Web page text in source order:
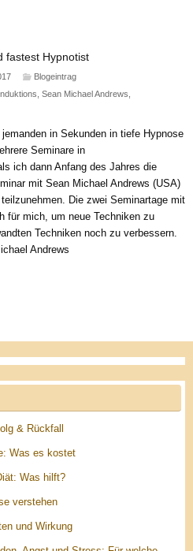
fastest Hypnotist
Blogeintrag
, Sean Michael Andrews,
in Sekunden in tiefe Hypnose
Seminare in
ich dann Anfang des Jahres die
mit Sean Michael Andrews (USA)
Die zwei Seminartage mit
für mich, um neue Techniken zu
Techniken noch zu verbessern.
Andrews
& Rückfall
Was es kostet
Was hilft?
verstehen
und Wirkung